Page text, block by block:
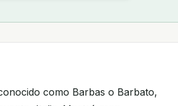
como Barbas o Barbato,